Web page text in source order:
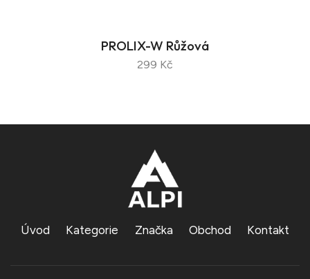
PROLIX-W Růžová
299 Kč
Úvod Kategorie Značka Obchod Kontakt